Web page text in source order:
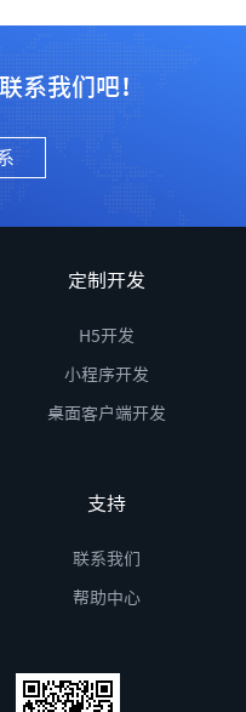
系我们吧！
定制开发
H5开发
小程序开发
桌面客户端开发
支持
联系我们
帮助中心